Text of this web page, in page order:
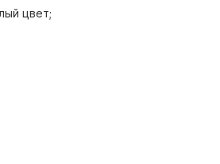
цвет;